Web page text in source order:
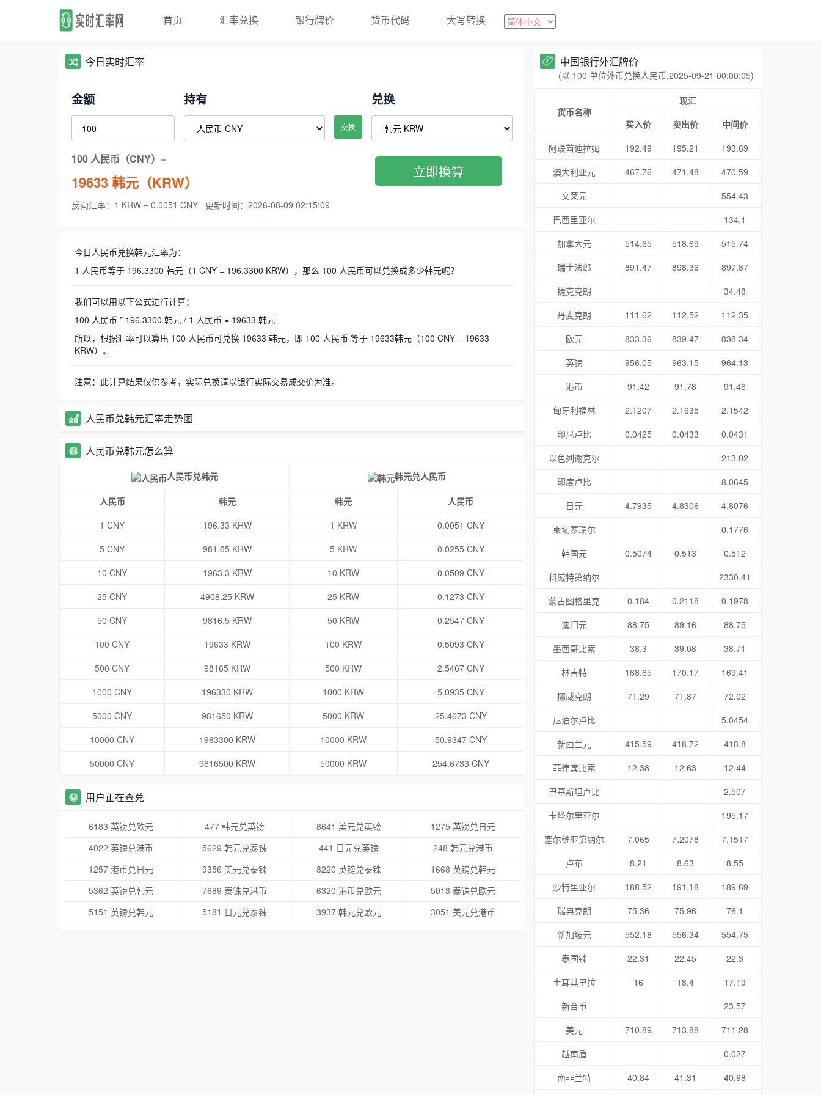
首页 汇率兑换 银行牌价 货币代码 大写转换
今日实时汇率
金额 持有
交换
兑换
100 人民币（CNY）=
19633韩元（KRW）
反向汇率：1 KRW = 0.0051 CNY 更新时间：2026-08-09 02:15:09
立即换算
今日人民币兑换韩元汇率为：
1 人民币等于 196.3300 韩元（1 CNY = 196.3300 KRW），那么 100 人民币可以兑换成多少韩元呢？
我们可以用以下公式进行计算：
100 人民币 * 196.3300 韩元 / 1 人民币 = 19633 韩元
所以，根据汇率可以算出 100 人民币可兑换 19633 韩元，即 100 人民币 等于 19633韩元（100 CNY = 19633
KRW）。
注意：此计算结果仅供参考，实际兑换请以银行实际交易成交价为准。
人民币兑韩元汇率走势图
人民币兑韩元怎么算
人民币兑韩元 韩元兑人民币
人民币 韩元 韩元
人民币
1 CNY
196.33 KRW 1 KRW
0.0051 CNY
5 CNY
981.65 KRW 5 KRW
0.0255 CNY
10 CNY
1963.3 KRW 10 KRW
0.0509 CNY
25 CNY
4908.25 KRW 25 KRW
0.1273 CNY
50 CNY
9816.5 KRW 50 KRW
0.2547 CNY
100 CNY
19633 KRW 100 KRW
0.5093 CNY
500 CNY
98165 KRW 500 KRW
2.5467 CNY
1000 CNY
196330 KRW 1000 KRW
5.0935 CNY
5000 CNY
981650 KRW 5000 KRW
25.4673 CNY
10000 CNY
1963300 KRW 10000 KRW
50.9347 CNY
50000 CNY
9816500 KRW 50000 KRW 254.6733 CNY
用户正在查兑
6183 英镑兑欧元 477 韩元兑英镑 8641 美元兑英镑
1275 英镑兑日元
4022 英镑兑港币
5629 韩元兑泰铢 441 日元兑英镑
248 韩元兑港币
1257 港币兑日元
9356 美元兑泰铢 8220 英镑兑泰铢
1668 英镑兑韩元
5362 英镑兑韩元
7689 泰铢兑港币 6320 港币兑欧元
5013 泰铢兑欧元
5151 英镑兑韩元
5181 日元兑泰铢 3937 韩元兑欧元 3051 美元兑港币
中国银行外汇牌价
(以 100 单位外币兑换人民币,2025-09-21 00:00:05)
货币名称
现汇
买入价
卖出价
中间价
阿联酋迪拉姆
192.49 195.21
193.69
澳大利亚元
467.76 471.48
470.59
文莱元
554.43
巴西里亚尔
134.1
加拿大元
514.65 518.69
515.74
瑞士法郎
891.47 898.36
897.87
捷克克朗
34.48
丹麦克朗
111.62 112.52
112.35
欧元
833.36 839.47
838.34
英镑
956.05 963.15
964.13
港币
91.42 91.78
91.46
匈牙利福林
2.1207 2.1635
2.1542
印尼卢比
0.0425 0.0433
0.0431
以色列谢克尔
213.02
印度卢比
8.0645
日元
4.7935 4.8306
4.8076
柬埔寨瑞尔
0.1776
韩国元
0.5074 0.513
0.512
科威特第纳尔
2330.41
蒙古图格里克
0.184 0.2118
0.1978
澳门元
88.75 89.16
88.75
墨西哥比索
38.3 39.08
38.71
林吉特
168.65 170.17
169.41
挪威克朗
71.29 71.87
72.02
尼泊尔卢比
5.0454
新西兰元
415.59 418.72
418.8
菲律宾比索
12.38 12.63
12.44
巴基斯坦卢比
2.507
卡塔尔里亚尔
195.17
塞尔维亚第纳尔
7.065 7.2078
7.1517
卢布
8.21 8.63
8.55
沙特里亚尔
188.52 191.18
189.69
瑞典克朗
75.36 75.96
76.1
新加坡元
552.18 556.34
554.75
泰国铢
22.31 22.45
22.3
土耳其里拉
16 18.4
17.19
新台币
23.57
美元
710.89 713.88
711.28
越南盾
0.027
南非兰特
40.84 41.31 40.98